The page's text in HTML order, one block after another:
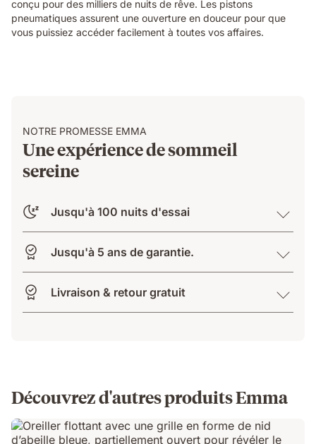
conçu pour des milliers de nuits de rêve. Les pistons
pneumatiques assurent une ouverture en douceur pour que
vous puissiez accéder facilement à toutes vos affaires.
NOTRE PROMESSE EMMA
Une expérience de sommeil
sereine
Jusqu'à 100 nuits d'essai
Jusqu'à 5 ans de garantie.
Livraison & retour gratuit
Découvrez d'autres produits Emma